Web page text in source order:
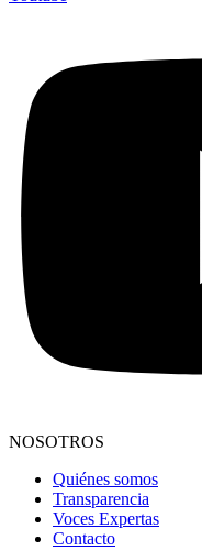
NOSOTROS
Quiénes somos
Transparencia
Voces Expertas
Contacto